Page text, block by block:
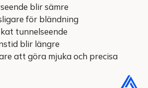
blir sämre
för bländning
tunnelseende
blir längre
att göra mjuka och precisa